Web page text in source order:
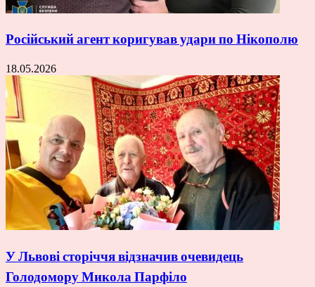
Російський агент коригував удари по Нікополю
18.05.2026
У Львові сторіччя відзначив очевидець
Голодомору Микола Парфіло